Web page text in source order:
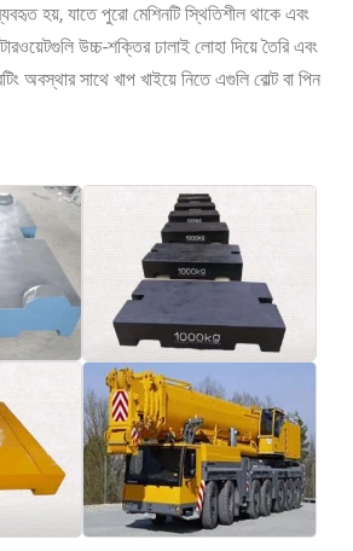
হয়, যাতে পুরো মেশিনটি স্থিতিশীল থাকে এবং
উচ্চ-শক্তির ঢালাই লোহা দিয়ে তৈরি এবং
অবস্থার সাথে খাপ খাইয়ে নিতে এগুলি বোল্ট বা পিন